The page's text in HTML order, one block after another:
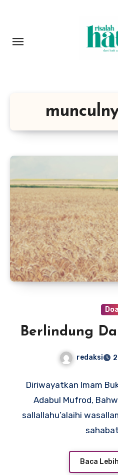
Doa
Berlindung
redaksi
Diriwayatkan Imam
Adabul Mufrod,
sallallahu’alaihi
Baca